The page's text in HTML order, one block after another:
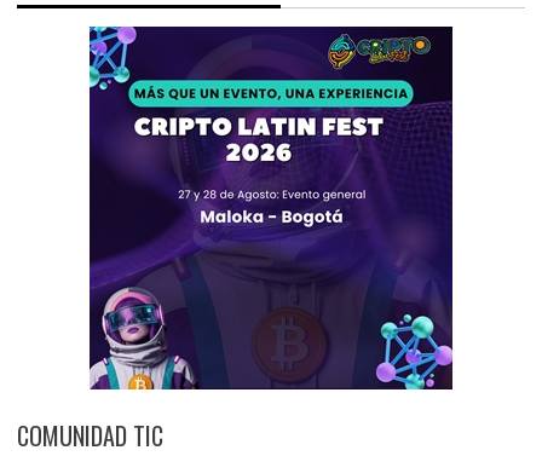
COMUNIDAD TIC